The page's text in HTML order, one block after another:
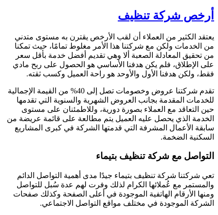
أرخص شركة تنظيف
يعتقد الكثير من العملاء أن لقب الأرخص يقترن به مستوى متدني
من الخدمات ولكن مع شركتنا هذا الأمر مغلوط تمامًا، حيث تمكنا
من تحقيق المعادلة الصعبة ألا وهي تقديم أفضل خدمة بأقل سعر
على الإطلاق، فلم يكن هدفنا الأساسي هو الحصول على ربح مادي
فقط، ولكن هدفنا الأول والأوحد هو راحة العميل وكسب ثقته.
تقدم شركتنا عروض وخصومات تصل إلى 40% من القيمة الإجمالية
للخدمات المقدمة بجانب العروض الشهرية والسنوية التي تقدمها
حين التعاقد مع العملاء بصورة دورية، وللاطمئنان على مستوى
الخدمة الذي يحصل عليه العميل يتم مطالعة على قائمة عريضة من
سابقة الأعمال المشرفة التي قدمتها الشركة في كبرى المشاريع
السكنية الضخمة.
التواصل مع شركة تنظيف بتيماء
تعي شركتنا شركة تنظيف بتيماء جيدًا مدى أهمية التواصل الدائم
والمستمر مع عُملائها الكرام لذلك وفرت لهم عدة سُبل للتواصل
ومنها الأرقام الهاتفية الموجودة في أعلى الصفحة وكذلك صفحات
الشركة الموجودة في مختلف مواقع التواصل الاجتماعي.